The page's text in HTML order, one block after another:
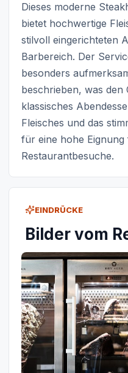
Dieses moderne
bietet hochwertige
stilvoll eingerichteten
Barbereich. Der
besonders
beschrieben, was den
klassisches
Fleisches und das
für eine hohe
Restaurantbesuche.
EINDRÜCKE
Bilder vom